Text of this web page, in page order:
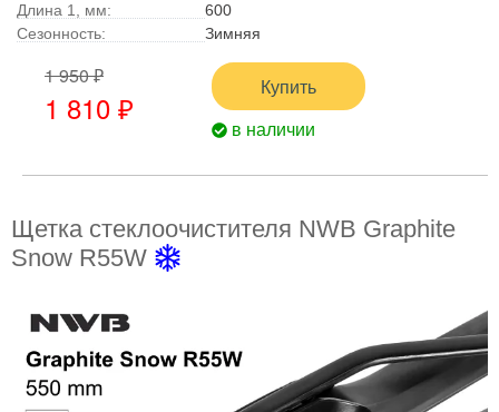
Длина 1, мм:
600
Сезонность:
Зимняя
1 950 ₽
1 810 ₽
Купить
в наличии
Щетка стеклоочистителя NWB Graphite
Snow R55W